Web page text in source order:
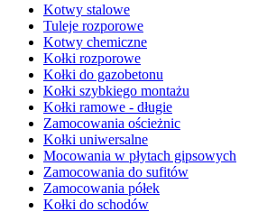
Kotwy stalowe
Tuleje rozporowe
Kotwy chemiczne
Kołki rozporowe
Kołki do gazobetonu
Kołki szybkiego montażu
Kołki ramowe - długie
Zamocowania ościeżnic
Kołki uniwersalne
Mocowania w płytach gipsowych
Zamocowania do sufitów
Zamocowania półek
Kołki do schodów